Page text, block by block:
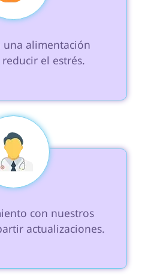
el estrés.
actualizaciones.